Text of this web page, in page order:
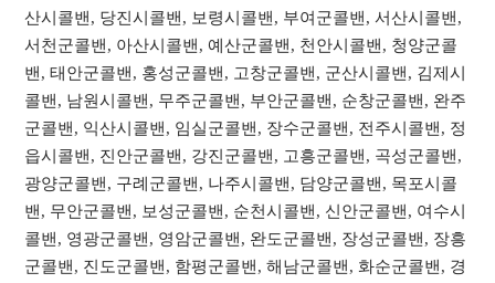
산시콜밴, 당진시콜밴, 보령시콜밴, 부여군콜밴, 서산시콜밴,
서천군콜밴, 아산시콜밴, 예산군콜밴, 천안시콜밴, 청양군콜
밴, 태안군콜밴, 홍성군콜밴, 고창군콜밴, 군산시콜밴, 김제시
콜밴, 남원시콜밴, 무주군콜밴, 부안군콜밴, 순창군콜밴, 완주
군콜밴, 익산시콜밴, 임실군콜밴, 장수군콜밴, 전주시콜밴, 정
읍시콜밴, 진안군콜밴, 강진군콜밴, 고흥군콜밴, 곡성군콜밴,
광양군콜밴, 구례군콜밴, 나주시콜밴, 담양군콜밴, 목포시콜
밴, 무안군콜밴, 보성군콜밴, 순천시콜밴, 신안군콜밴, 여수시
콜밴, 영광군콜밴, 영암군콜밴, 완도군콜밴, 장성군콜밴, 장흥
군콜밴, 진도군콜밴, 함평군콜밴, 해남군콜밴, 화순군콜밴, 경